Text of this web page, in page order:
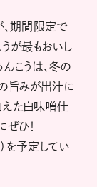
、期間限定で
が最もおいし
こうは、冬の
旨みが出汁に
えた白味噌仕
ひ！
を予定してい